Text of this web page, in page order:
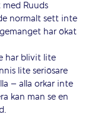
Ruuds
normalt sett inte
har ökat
har blivit lite
lite seriösare
– alla orkar inte
kan man se en